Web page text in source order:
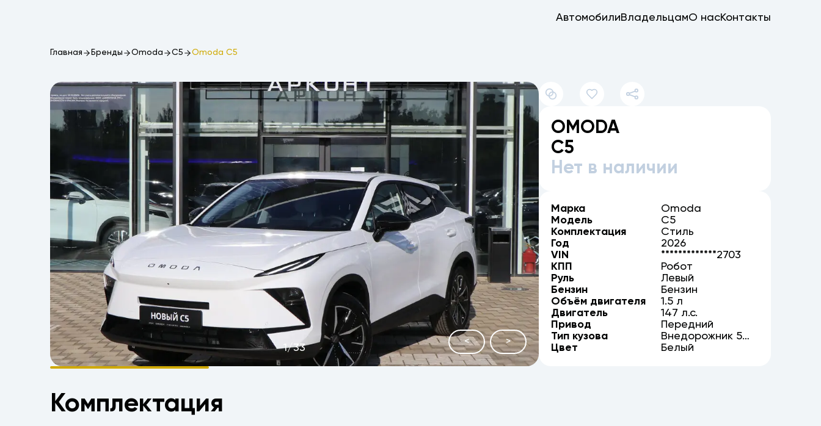
АвтомобилиВладельцамО насКонтакты
Главная Бренды Omoda C5 Omoda C5
< >
1/33
OMODA
C5
Нет в наличии
Марка
Omoda
Модель
C5
Комплектация
Стиль
Год
2026
VIN
*************2703
КПП
Робот
Руль
Левый
Бензин
Бензин
Объём двигателя
1.5 л
Двигатель
147 л.с.
Привод
Передний
Тип кузова
Внедорожник 5
дв.
Цвет Белый
Комплектация